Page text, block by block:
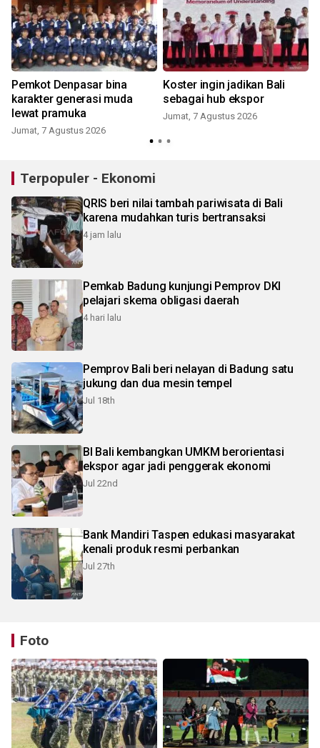
Pemkot Denpasar bina
karakter generasi muda
lewat pramuka
Jumat, 7 Agustus 2026
Koster ingin jadikan Bali
sebagai hub ekspor
Jumat, 7 Agustus 2026
Terpopuler - Ekonomi
QRIS beri nilai tambah pariwisata di Bali
karena mudahkan turis bertransaksi
4 jam lalu
Pemkab Badung kunjungi Pemprov DKI
pelajari skema obligasi daerah
4 hari lalu
Pemprov Bali beri nelayan di Badung satu
jukung dan dua mesin tempel
Jul 18th
BI Bali kembangkan UMKM berorientasi
ekspor agar jadi penggerak ekonomi
Jul 22nd
Bank Mandiri Taspen edukasi masyarakat
kenali produk resmi perbankan
Jul 27th
Foto